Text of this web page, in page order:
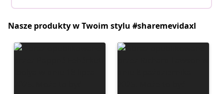
Nasze produkty w Twoim stylu #sharemevidaxl